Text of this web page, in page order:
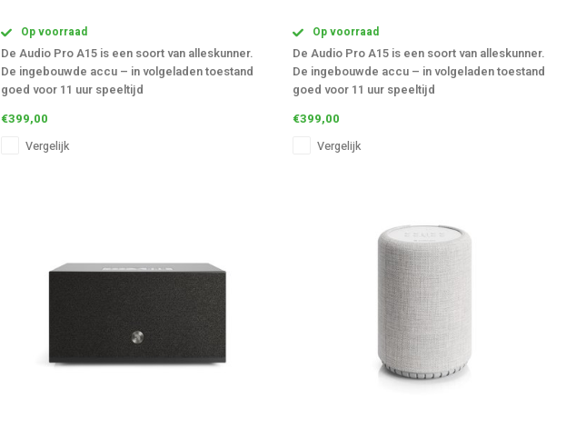
Op voorraad
De Audio Pro A15 is een soort van alleskunner.
De ingebouwde accu – in volgeladen toestand
goed voor 11 uur speeltijd
€399,00
Vergelijk
Op voorraad
De Audio Pro A15 is een soort van alleskunner.
De ingebouwde accu – in volgeladen toestand
goed voor 11 uur speeltijd
€399,00
Vergelijk